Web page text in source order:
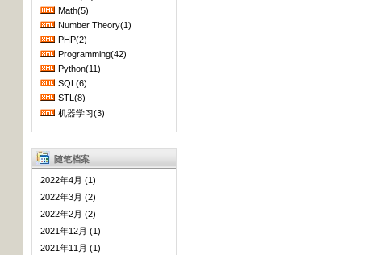
Math(5)
Number Theory(1)
PHP(2)
Programming(42)
Python(11)
SQL(6)
STL(8)
机器学习(3)
随笔档案
2022年4月 (1)
2022年3月 (2)
2022年2月 (2)
2021年12月 (1)
2021年11月 (1)